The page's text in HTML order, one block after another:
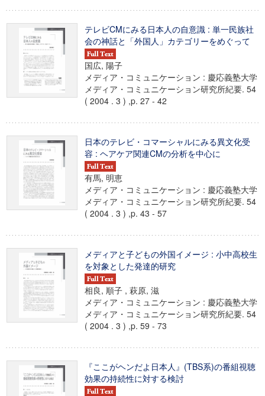
テレビCMにみる日本人の自意識 : 単一民族社
会の神話と「外国人」カテゴリーをめぐって
国広, 陽子
メディア・コミュニケーション : 慶応義塾大学
メディア・コミュニケーション研究所紀要. 54
( 2004 . 3 ) ,p. 27 - 42
日本のテレビ・コマーシャルにみる異文化受
容 : ヘアケア関連CMの分析を中心に
有馬, 明恵
メディア・コミュニケーション : 慶応義塾大学
メディア・コミュニケーション研究所紀要. 54
( 2004 . 3 ) ,p. 43 - 57
メディアと子どもの外国イメージ : 小中高校生
を対象とした発達的研究
相良, 順子 , 萩原, 滋
メディア・コミュニケーション : 慶応義塾大学
メディア・コミュニケーション研究所紀要. 54
( 2004 . 3 ) ,p. 59 - 73
『ここがヘンだよ日本人』(TBS系)の番組視聴
効果の持続性に対する検討